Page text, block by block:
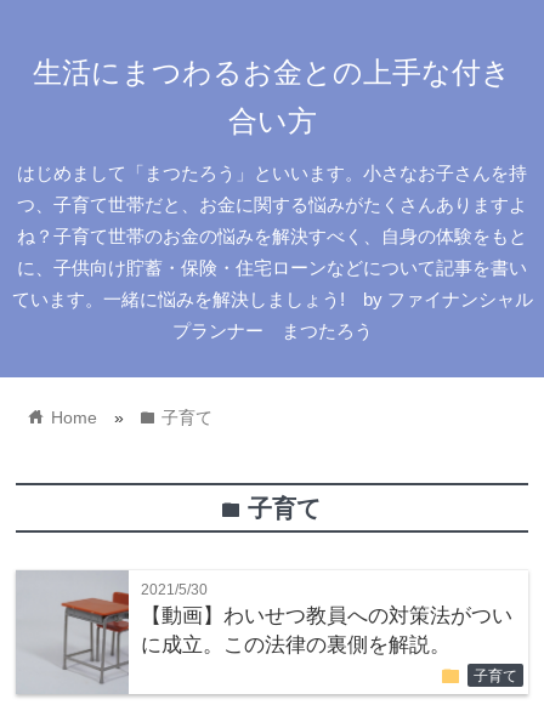
生活にまつわるお金との上手な付き
合い方
はじめまして「まつたろう」といいます。小さなお子さんを持
つ、子育て世帯だと、お金に関する悩みがたくさんありますよ
ね？子育て世帯のお金の悩みを解決すべく、自身の体験をもと
に、子供向け貯蓄・保険・住宅ローンなどについて記事を書い
ています。一緒に悩みを解決しましょう! by ファイナンシャル
プランナー まつたろう
home Home » folder子育て
folder子育て
2021/5/30
【動画】わいせつ教員への対策法がつい
に成立。この法律の裏側を解説。
folder 子育て